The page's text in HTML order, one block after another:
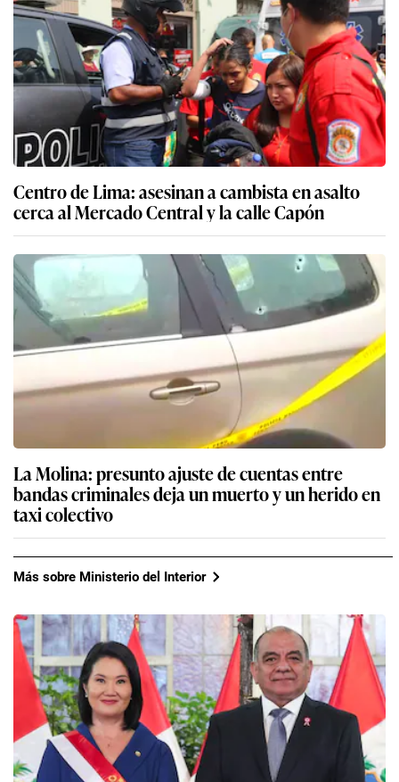
Centro de Lima: asesinan a cambista en asalto
cerca al Mercado Central y la calle Capón
La Molina: presunto ajuste de cuentas entre
bandas criminales deja un muerto y un herido en
taxi colectivo
Más sobre Ministerio del Interior